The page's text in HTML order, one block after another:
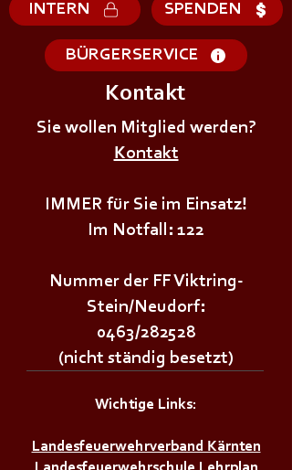
+++𝗘𝗥𝗦𝗧𝗘 - 𝗛𝗜𝗟𝗙𝗘
𝗞𝗨𝗥𝗦 𝗱𝗲𝗿
𝗝𝘂𝗴𝗲𝗻𝗱𝗳𝗲𝘂𝗲𝗿𝘄𝗲𝗵𝗿+++
INTERN SPENDEN
BÜRGERSERVICE
Kontakt
Sie wollen Mitglied werden?
Kontakt
IMMER für Sie im Einsatz!
Im Notfall: 122
Nummer der FF Viktring-
Stein/Neudorf:
0463/282528
(nicht ständig besetzt)
Wichtige Links:
Landesfeuerwehrverband Kärnten